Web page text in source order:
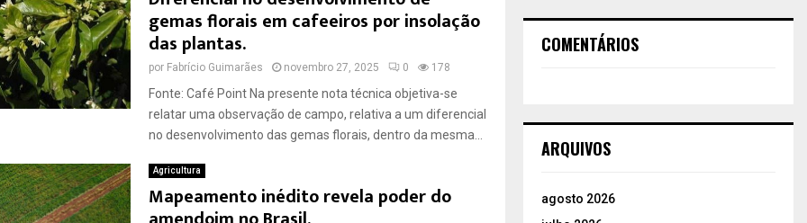
gemas florais em cafeeiros por insolação
das plantas.
por Fabrício Guimarães novembro 27, 2025 0 178
Fonte: Café Point Na presente nota técnica objetiva-se
relatar uma observação de campo, relativa a um diferencial
no desenvolvimento das gemas florais, dentro da mesma...
Agricultura
Mapeamento inédito revela poder do
COMENTÁRIOS
ARQUIVOS
agosto 2026